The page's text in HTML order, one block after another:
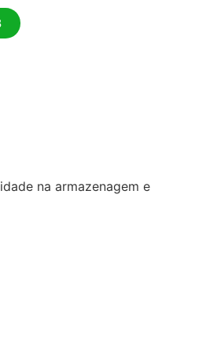
na armazenagem e